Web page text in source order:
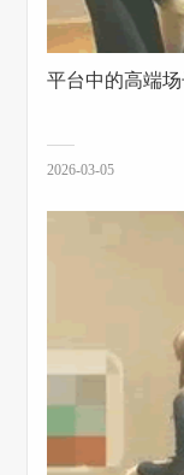
平台中的高端
2026-03-05